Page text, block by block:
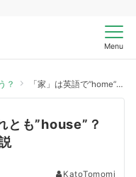
Menu
？ 「家」は英語で”home”それとも”house”？「家で～する」の表現も解説
とも”house”？
KatoTomomi